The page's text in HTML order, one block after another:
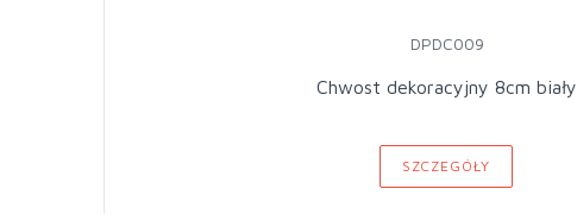
DPDC009
Chwost dekoracyjny 8cm biały
SZCZEGÓŁY